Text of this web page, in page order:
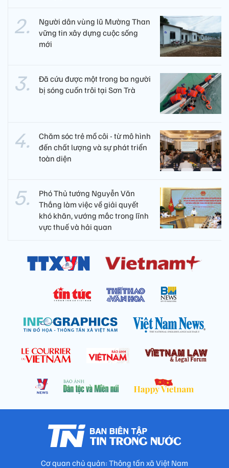
Người dân vùng lũ Mường Than
vững tin xây dựng cuộc sống
mới
Đã cứu được một trong ba người
bị sóng cuốn trôi tại Sơn Trà
Chăm sóc trẻ mồ côi - từ mô hình
đến chất lượng và sự phát triển
toàn diện
Phó Thủ tướng Nguyễn Văn
Thắng làm việc về giải quyết
khó khăn, vướng mắc trong lĩnh
vực thuế và hải quan
Cơ quan chủ quản: Thông tấn xã Việt Nam